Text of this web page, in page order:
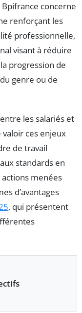
concerne
renforçant les
professionnelle,
visant à réduire
progression de
genre ou de
les salariés et
ces enjeux
de travail
standards en
actions menées
d’avantages
, qui présentent